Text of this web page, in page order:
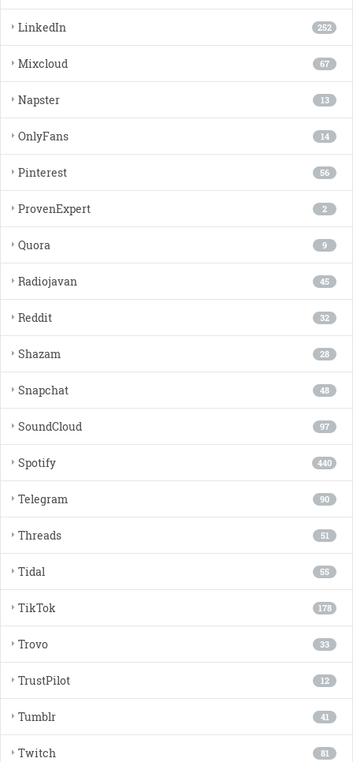
252
LinkedIn
67
Mixcloud
13
Napster
14
OnlyFans
56
Pinterest
2
ProvenExpert
9
Quora
45
Radiojavan
32
Reddit
28
Shazam
48
Snapchat
97
SoundCloud
440
Spotify
90
Telegram
51
Threads
55
Tidal
178
TikTok
33
Trovo
12
TrustPilot
41
Tumblr
81
Twitch